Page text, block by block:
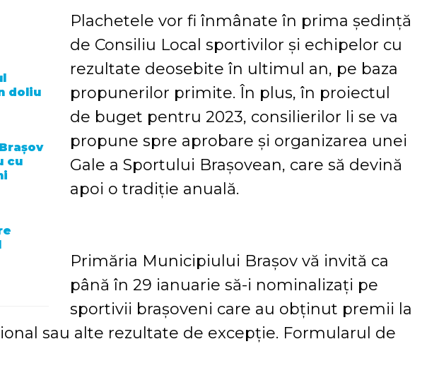
doliu
cu
Plachetele vor fi înmânate în prima ședință
de Consiliu Local sportivilor și echipelor cu
rezultate deosebite în ultimul an, pe baza
propunerilor primite. În plus, în proiectul
de buget pentru 2023, consilierilor li se va
propune spre aprobare și organizarea unei
Gale a Sportului Brașovean, care să devină
apoi o tradiție anuală.
Primăria Municipiului Brașov vă invită ca
până în 29 ianuarie să-i nominalizați pe
sportivii brașoveni care au obținut premii la
sau alte rezultate de excepție. Formularul de